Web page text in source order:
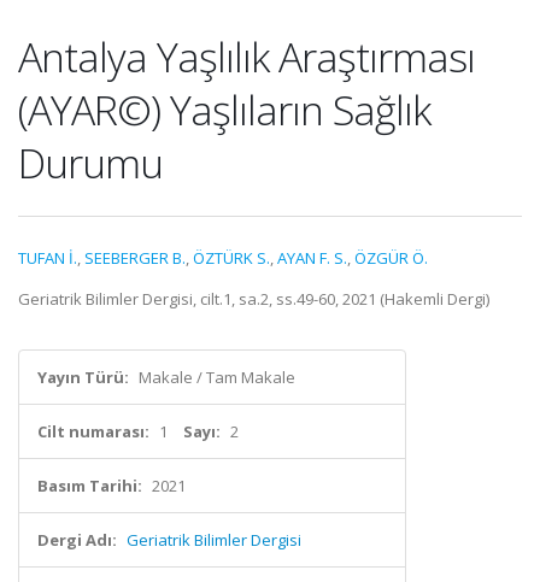
Antalya Yaşlılık Araştırması
(AYAR©) Yaşlıların Sağlık
Durumu
TUFAN İ., SEEBERGER B.,ÖZTÜRK S.,AYAN F. S.,ÖZGÜR Ö.
Geriatrik Bilimler Dergisi, cilt.1, sa.2, ss.49-60, 2021 (Hakemli Dergi)
Yayın Türü: Makale / Tam Makale
Cilt numarası: 1 Sayı: 2
Basım Tarihi: 2021
Dergi Adı: Geriatrik Bilimler Dergisi